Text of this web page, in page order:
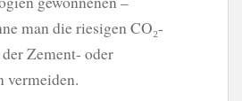
man die riesigen CO₂-
Zement- oder
vermeiden.